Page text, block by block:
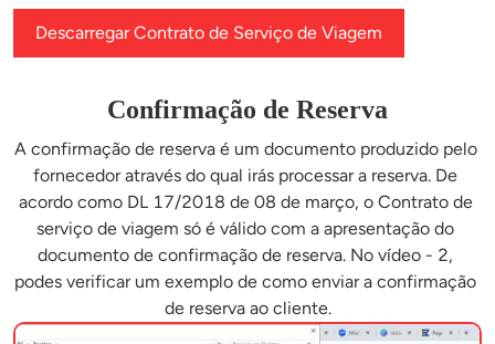
Descarregar Contrato de Serviço de Viagem
Confirmação de Reserva
A confirmação de reserva é um documento produzido pelo
fornecedor através do qual irás processar a reserva. De
acordo como DL 17/2018 de 08 de março, o Contrato de
serviço de viagem só é válido com a apresentação do
documento de confirmação de reserva. No vídeo - 2,
podes verificar um exemplo de como enviar a confirmação
de reserva ao cliente.